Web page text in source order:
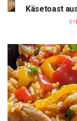
Käsetoast
BY